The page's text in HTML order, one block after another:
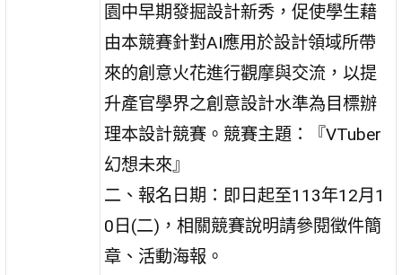
園中早期發掘設計新秀，促使學生藉
由本競賽針對AI應用於設計領域所帶
來的創意火花進行觀摩與交流，以提
升產官學界之創意設計水準為目標辦
理本設計競賽。競賽主題：『VTuber
幻想未來』
二、報名日期：即日起至113年12月1
0日(二)，相關競賽說明請參閱徵件簡
章、活動海報。